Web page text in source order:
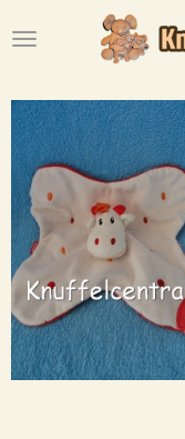
direct
hoofdinhoud